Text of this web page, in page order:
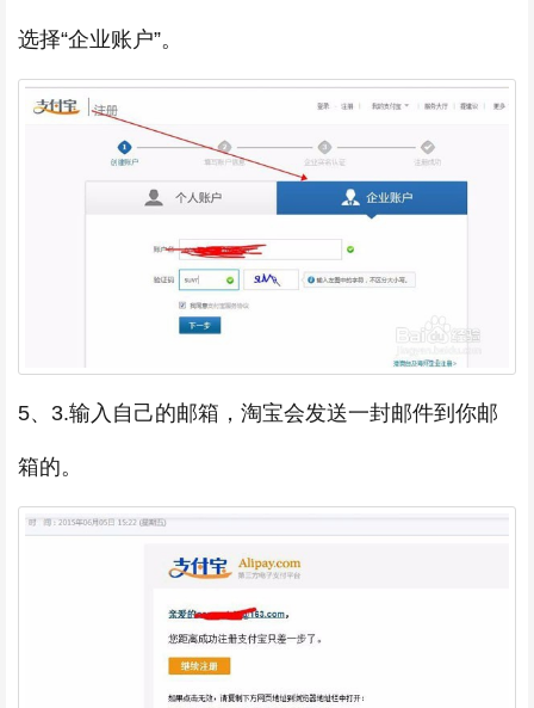
选择“企业账户”。
5、3.输入自己的邮箱，淘宝会发送一封邮件到你邮
箱的。